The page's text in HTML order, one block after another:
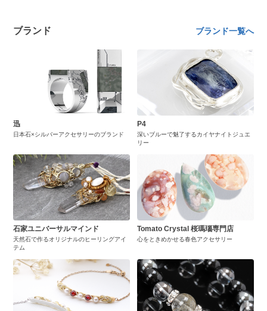
ブランド ブランド一覧へ
迅
日本石×シルバーアクセサリーのブランド
P4
深いブルーで魅了するカイヤナイトジュエ
リー
石家ユニバーサルマインド
天然石で作るオリジナルのヒーリングアイ
テム
Tomato Crystal 桜瑪瑙専門店
心をときめかせる春色アクセサリー